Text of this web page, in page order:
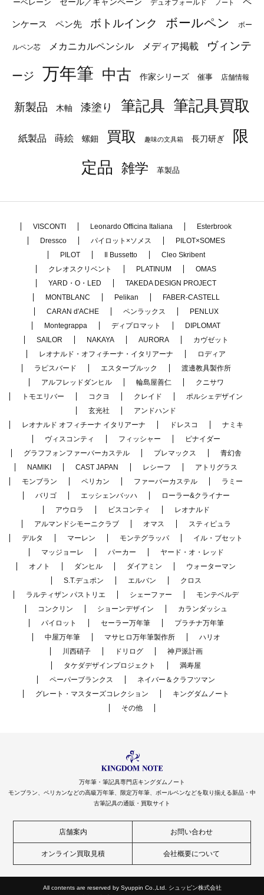
ーベレーン デュオフォールド ノート
ンケース ペン先 ボトルインク ボールペン ボー
ルペン芯 メカニカルペンシル メディア掲載 ヴィンテ
ージ 万年筆 中古 作家シリーズ 催事 店舗情報
新製品 木軸 漆塗り 筆記具 筆記具買取
紙製品 蒔絵 螺鈿 買取 趣味の文具箱 長刀研ぎ
限
定品
雑学 革製品
VISCONTI Leonardo Officina Italiana
Esterbrook
Dressco
パイロット×ソメス
PILOT×SOMES
PILOT
Il Bussetto
Cleo Skribent
クレオスクリベント
PLATINUM
OMAS
YARD・O・LED
TAKEDA DESIGN PROJECT
MONTBLANC
Pelikan
FABER-CASTELL
CARAN d'ACHE
ペンラックス
PENLUX
Montegrappa
ディプロマット
DIPLOMAT
SAILOR
NAKAYA AURORA
カヴゼット
レオナルド・オフィチーナ・イタリアーナ
ロディア
ラピスバード
エスターブルック
渡邊教具製作所
アルフレッドダンヒル
輪島屋善仁
クニサワ
トモエリバー
コクヨ クレイド
ポルシェデザイン
玄光社
アンドハンド
レオナルド オフィチーナ イタリアーナ
ドレスコ
ナミキ
ヴィスコンティ
フィッシャー
ピナイダー
グラフフォンファーバーカステル
プレマックス
青幻舎
NAMIKI
CAST JAPAN レシーフ
アトリグラス
モンブラン
ペリカン ファーバーカステル
ラミー
バリゴ
エッシェンバッハ
ローラー&クライナー
アウロラ
ビスコンティ
レオナルド
アルマンドシモーニクラブ
オマス
スティピュラ
デルタ
マーレン モンテグラッパ
イル・ブセット
マッジョーレ
パーカー
ヤード・オ・レッド
オノト
ダンヒル ダイアミン
ウォーターマン
S.T.デュポン
エルバン
クロス
ラルティザン パストリエ
シェーファー
モンテベルデ
コンクリン
ショーンデザイン
カランダッシュ
パイロット
セーラー万年筆
プラチナ万年筆
中屋万年筆
マサヒロ万年筆製作所
ハリオ
川西硝子
ドリログ
神戸派計画
タケダデザインプロジェクト
満寿屋
ペーパーブランクス
ネイバー＆クラフツマン
グレート・マスターズコレクション
キングダムノート
その他
万年筆・筆記具専門店キングダムノート
モンブラン、ペリカンなどの高級万年筆、限定万年筆、ボールペンなどを取り揃える新品・中
古筆記具の通販・買取サイト
店舗案内 お問い合わせ
オンライン買取見積 会社概要について
All contents are reserved by Syuppin Co.,Ltd. シュッピン株式会社